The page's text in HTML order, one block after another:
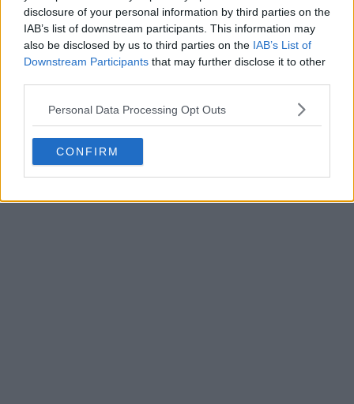
disclosure of your personal information by third parties on the
IAB’s list of downstream participants. This information may
also be disclosed by us to third parties on the IAB’s List of
Downstream Participants that may further disclose it to other
Personal Data Processing Opt Outs
CONFIRM